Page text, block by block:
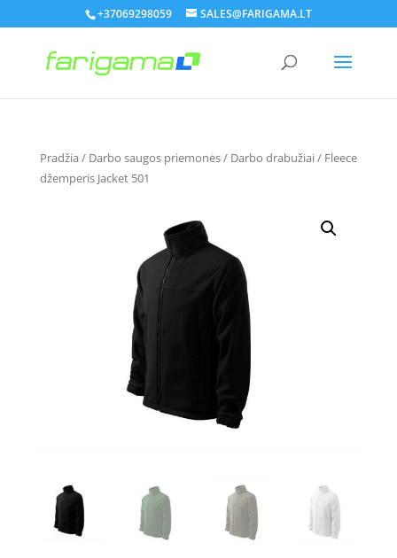
+37069298059 SALES@FARIGAMA.LT
Pradžia/ Darbo saugos priemonės/ Darbo drabužiai/ Fleece
džemperis Jacket 501